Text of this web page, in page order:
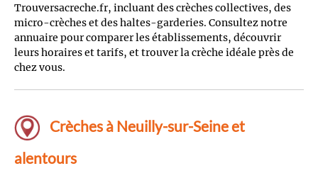
Trouversacreche.fr, incluant des crèches collectives, des
micro-crèches et des haltes-garderies. Consultez notre
annuaire pour comparer les établissements, découvrir
leurs horaires et tarifs, et trouver la crèche idéale près de
chez vous.
Crèches à Neuilly-sur-Seine et
alentours